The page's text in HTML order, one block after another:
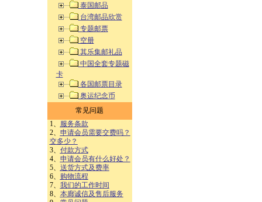
泰国邮品
台湾邮品欣赏
专题邮票
空册
其乐集邮礼品
中国全套专题磁
卡
各国邮票目录
奥运纪念币
常见问题
1、
服务条款
2、 申请会员需要交费吗？
交多少？
3、 付款方式
4、 申请会员有什么好处？
5、 送货方式及费率
6、
购物流程
7、 我们的工作时间
8、 本廊诚信及售后服务